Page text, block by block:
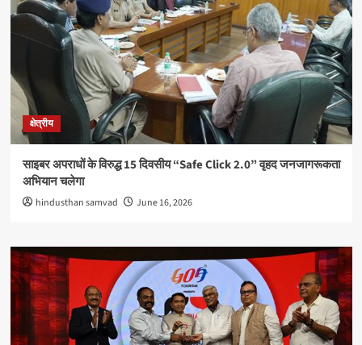
क्षेत्रीय
साइबर अपराधों के विरुद्ध 15 दिवसीय “Safe Click 2.0” वृहद जनजागरूकता
अभियान चलेगा
hindusthan samvad June 16, 2026